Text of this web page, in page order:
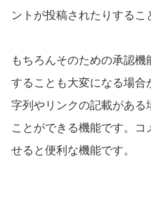
ントが投稿されたりするこ
もちろんそのための承認
することも大変になる場合
字列やリンクの記載がある
ことができる機能です。
せると便利な機能です。